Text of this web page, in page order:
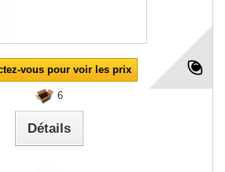
vous pour voir les prix
6
Détails